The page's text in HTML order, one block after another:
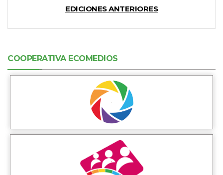
EDICIONES ANTERIORES
COOPERATIVA ECOMEDIOS